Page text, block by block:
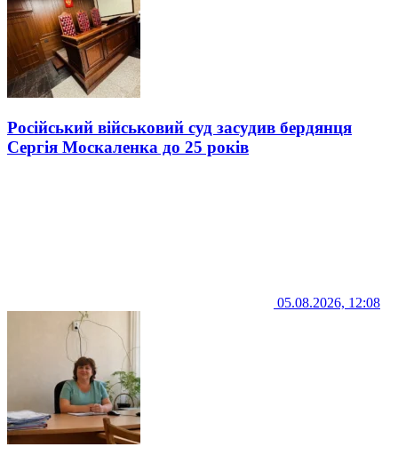
Російський військовий суд засудив бердянця
Сергія Москаленка до 25 років
05.08.2026, 12:08